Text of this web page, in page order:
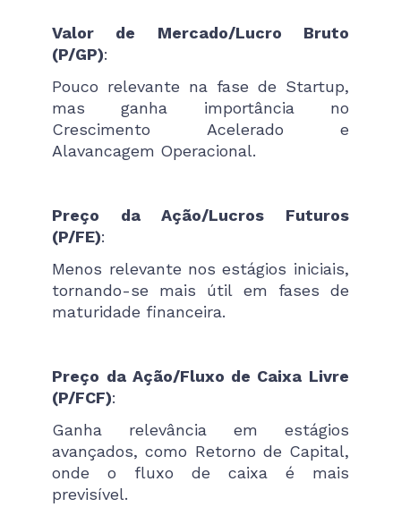
Valor de Mercado/Lucro Bruto
(P/GP):
Pouco relevante na fase de Startup,
mas ganha importância no
Crescimento Acelerado e
Alavancagem Operacional.
Preço da Ação/Lucros Futuros
(P/FE):
Menos relevante nos estágios iniciais,
tornando-se mais útil em fases de
maturidade financeira.
Preço da Ação/Fluxo de Caixa Livre
(P/FCF):
Ganha relevância em estágios
avançados, como Retorno de Capital,
onde o fluxo de caixa é mais
previsível.